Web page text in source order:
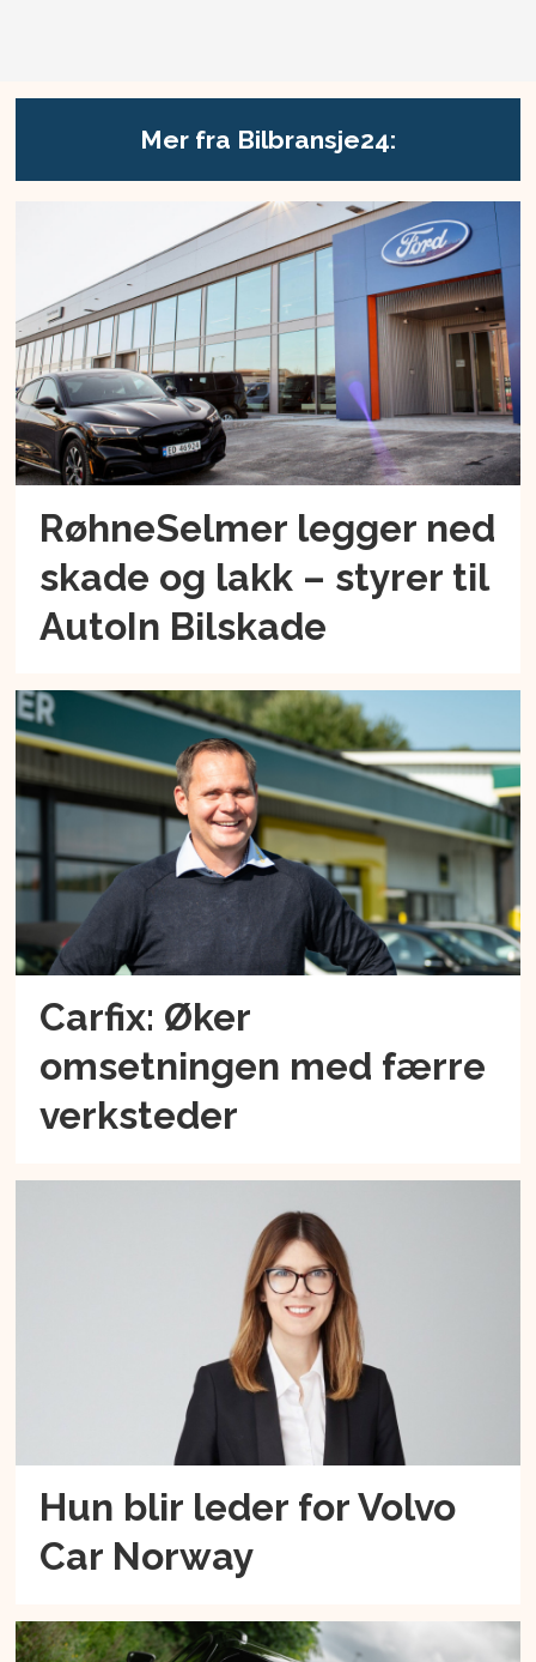
Mer fra Bilbransje24:
RøhneSelmer legger ned
skade og lakk – styrer til
AutoIn Bilskade
Carfix: Øker
omsetningen med færre
verksteder
Hun blir leder for Volvo
Car Norway